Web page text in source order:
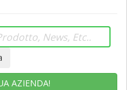
AZIENDA!